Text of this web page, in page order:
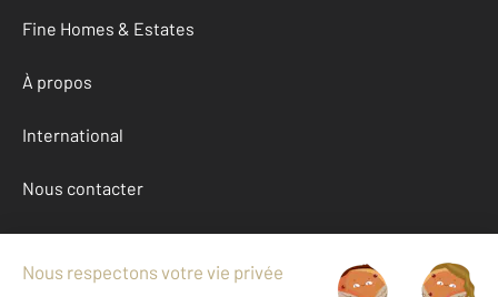
Fine Homes & Estates
À propos
International
Nous contacter
Mentions légales & CGU et Barèmes d'honoraires